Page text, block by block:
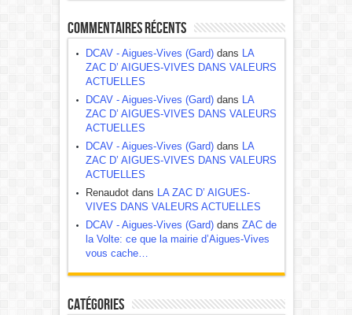
Commentaires récents
DCAV - Aigues-Vives (Gard)dans LA
ZAC D’ AIGUES-VIVES DANS VALEURS
ACTUELLES
DCAV - Aigues-Vives (Gard)dans LA
ZAC D’ AIGUES-VIVES DANS VALEURS
ACTUELLES
DCAV - Aigues-Vives (Gard)dans LA
ZAC D’ AIGUES-VIVES DANS VALEURS
ACTUELLES
Renaudot dans LA ZAC D’ AIGUES-
VIVES DANS VALEURS ACTUELLES
DCAV - Aigues-Vives (Gard)dans ZAC de
la Volte: ce que la mairie d’Aigues-Vives
vous cache…
Catégories